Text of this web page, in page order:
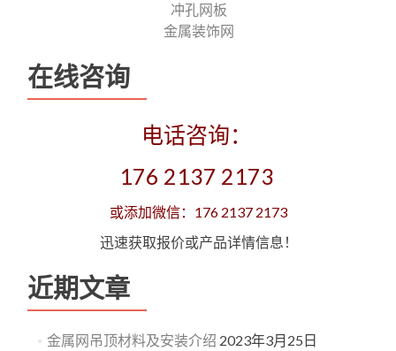
冲孔网板
金属装饰网
在线咨询
电话咨询：
176 2137 2173
或添加微信：176 2137 2173
迅速获取报价或产品详情信息！
近期文章
金属网吊顶材料及安装介绍 2023年3月25日